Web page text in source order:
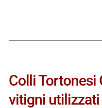
Colli Tortonesi
vitigni utilizzati